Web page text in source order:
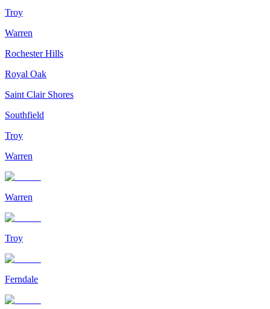
Troy
Warren
Rochester Hills
Royal Oak
Saint Clair Shores
Southfield
Troy
Warren
Warren
Troy
Ferndale